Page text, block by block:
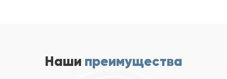
Наши преимущества